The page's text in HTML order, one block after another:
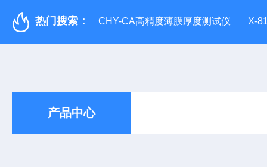
热门搜索： CHY-CA高精度薄膜厚度测试仪 X-
产品中心